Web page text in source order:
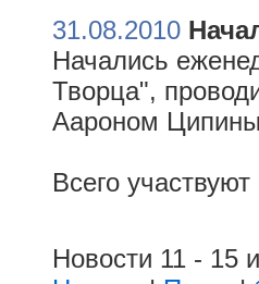
31.08.2010
Начались
Творца",
Аароном
Всего
Новости 11 - 15